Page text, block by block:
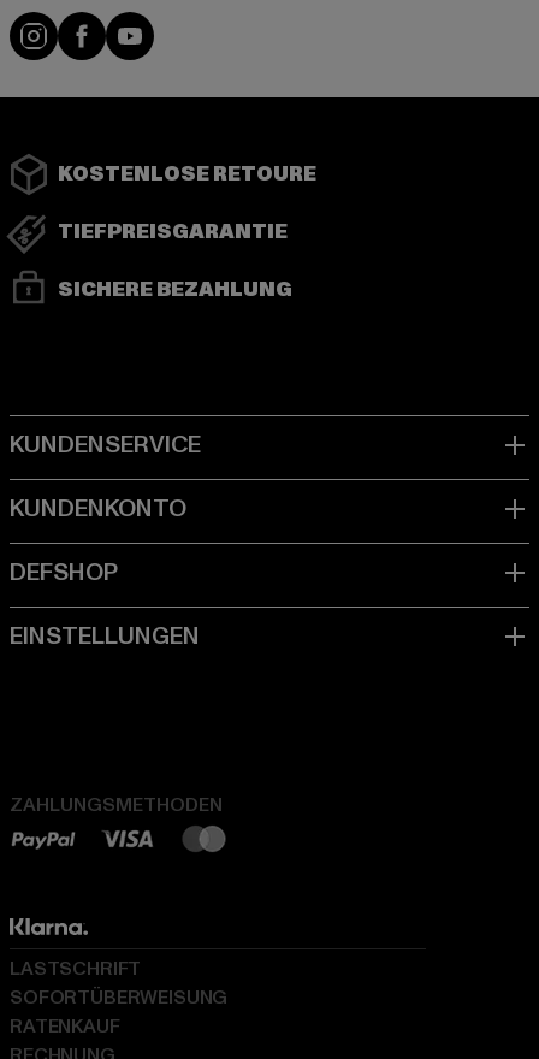
Instagram
FacebookYouTube
KOSTENLOSE RETOURE
TIEFPREISGARANTIE
SICHERE BEZAHLUNG
ZAHLUNGSMETHODEN
LASTSCHRIFT
SOFORTÜBERWEISUNG
RATENKAUF